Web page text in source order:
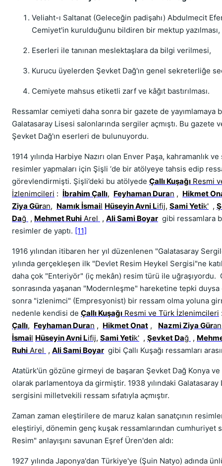
Veliaht-ı Saltanat (Geleceğin padişahı) Abdulmecit
Cemiyet'in kurulduğunu bildiren bir mektup yazılması,
Eserleri ile tanınan meslektaşlara da bilgi verilmesi,
Kurucu üyelerden Şevket Dağ'ın genel sekreterliğe
Cemiyete mahsus etiketli zarf ve kâğıt bastırılması.
Ressamlar cemiyeti daha sonra bir gazete de yayımlamaya
Galatasaray Lisesi salonlarında sergiler açmıştı. Bu gazete
Şevket Dağ'ın eserleri de bulunuyordu.
1914 yılında Harbiye Nazırı olan Enver Paşa, kahramanlık
resimler yapmaları için Şişli ‘de bir atölyeye tahsis edip
görevlendirmişti. Şişli’deki bu atölyede Çallı Kuşağı Resmi
İzlenimcileri : İbrahim Çallı, Feyhaman Duran , Hikmet
Ziya Güran, Namık İsmail Hüseyin Avni Lifij, Sami Yetik' ,
Dağ , Mehmet Ruhi Arel , Ali Sami Boyar gibi ressamlara
resimler de yaptı. [11]
1916 yılından itibaren her yıl düzenlenen "Galatasaray
yılında gerçekleşen ilk "Devlet Resim Heykel Sergisi"ne
daha çok "Enteriyör" (iç mekân) resim türü ile uğraşıyordu.
sonrasında yaşanan "Modernleşme" hareketine tepki
sonra "izlenimci" (Empresyonist) bir ressam olma yoluna
nedenle kendisi de Çallı Kuşağı Resmi ve Türk İzlenimcileri
Çallı, Feyhaman Duran , Hikmet Onat , Nazmi Ziya Güran
İsmail Hüseyin Avni Lifij, Sami Yetik' , Şevket Dağ ,
Ruhi Arel , Ali Sami Boyar gibi Çallı Kuşağı ressamları
Atatürk'ün gözüne girmeyi de başaran Şevket Dağ Konya
olarak parlamentoya da girmiştir. 1938 yılındaki Galatasaray
sergisini milletvekili ressam sıfatıyla açmıştır.
Zaman zaman eleştirilere de maruz kalan sanatçının
eleştiriyi, dönemin genç kuşak ressamlarından cumhuriyet
Resim" anlayışını savunan Eşref Üren'den aldı:
1927 yılında Japonya'dan Türkiye'ye (Şuin Natyo) adında